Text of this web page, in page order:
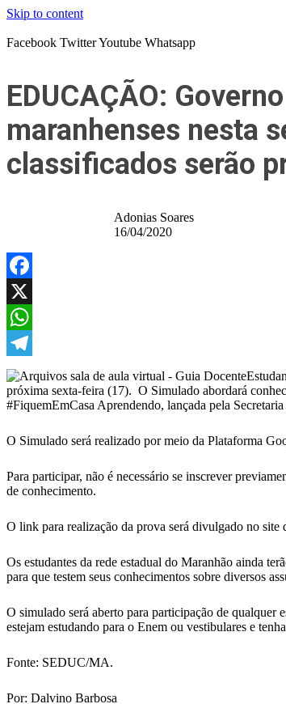
Skip to content
Facebook TwitterYoutube Whatsapp
EDUCAÇÃO:
maranhenses nesta
classificados serão
Adonias Soares
16/04/2020
Facebook
X
WhatsApp
Telegram
próxima sexta-feira (17). O Simulado abordará
#FiquemEmCasa Aprendendo, lançada pela
O Simulado será realizado por meio da Plataforma
Para participar, não é necessário se inscrever
de conhecimento.
O link para realização da prova será divulgado no site
Os estudantes da rede estadual do Maranhão ainda
para que testem seus conhecimentos sobre diversos
O simulado será aberto para participação de qualquer
estejam estudando para o Enem ou vestibulares e
Fonte: SEDUC/MA.
Por: Dalvino Barbosa